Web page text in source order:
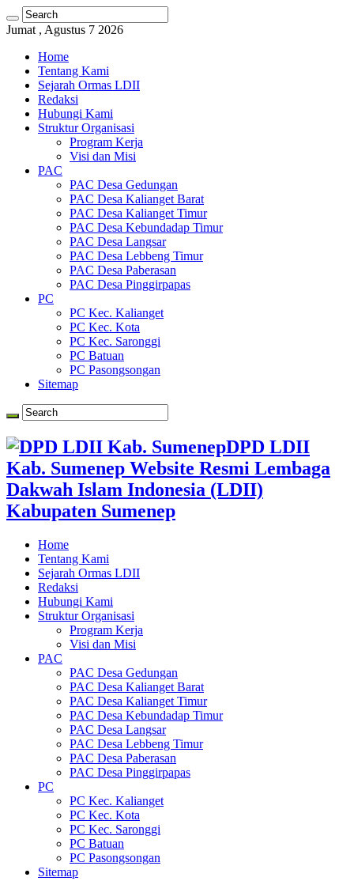
Jumat , Agustus 7 2026
Home
Tentang Kami
Sejarah Ormas LDII
Redaksi
Hubungi Kami
Struktur Organisasi
Program Kerja
Visi dan Misi
PAC
PAC Desa Gedungan
PAC Desa Kalianget Barat
PAC Desa Kalianget Timur
PAC Desa Kebundadap Timur
PAC Desa Langsar
PAC Desa Lebbeng Timur
PAC Desa Paberasan
PAC Desa Pinggirpapas
PC
PC Kec. Kalianget
PC Kec. Kota
PC Kec. Saronggi
PC Batuan
PC Pasongsongan
Sitemap
DPD LDII
Kab. Sumenep Website Resmi Lembaga
Dakwah Islam Indonesia (LDII)
Kabupaten Sumenep
Home
Tentang Kami
Sejarah Ormas LDII
Redaksi
Hubungi Kami
Struktur Organisasi
Program Kerja
Visi dan Misi
PAC
PAC Desa Gedungan
PAC Desa Kalianget Barat
PAC Desa Kalianget Timur
PAC Desa Kebundadap Timur
PAC Desa Langsar
PAC Desa Lebbeng Timur
PAC Desa Paberasan
PAC Desa Pinggirpapas
PC
PC Kec. Kalianget
PC Kec. Kota
PC Kec. Saronggi
PC Batuan
PC Pasongsongan
Sitemap